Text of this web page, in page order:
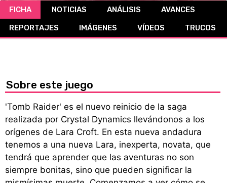
CÓMICS
MANGA
FICHA NOTICIAS ANÁLISIS
AVANCES
REPORTAJES
IMÁGENES VÍDEOS TRUCOS
Sobre este juego
'Tomb Raider' es el nuevo reinicio de la saga
realizada por Crystal Dynamics llevándonos a los
orígenes de Lara Croft. En esta nueva andadura
tenemos a una nueva Lara, inexperta, novata, que
tendrá que aprender que las aventuras no son
siempre bonitas, sino que pueden significar la